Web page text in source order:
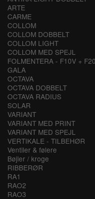
ARTE
CARME
COLLOM
COLLOM DOBBELT
COLLOM LIGHT
COLLOM MED SPEJL
FOLMENTERA - F10V +
GALA
OCTAVA
OCTAVA DOBBELT
OCTAVA RADIUS
SOLAR
VARIANT
VARIANT MED PRINT
VARIANT MED SPEJL
VERTIKALE - TILBEHØR
Ventiler & følere
Bøjler / kroge
RIBBERØR
RA1
RAO2
RAO3